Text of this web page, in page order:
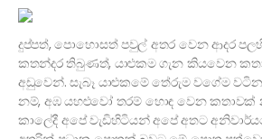
දුප්පත්, පොහොසත් පවුල් අතර වෙන ආදර
කතන්දර තිබුණත්, යාළුකම ගැන කියවෙන
අඩුවෙන්. සැබෑ යාළුකමේ තේරුම වගේම
නම්, අඹ යහළුවෝ තරම් හොඳ වෙන කතාවක්
කාලේදී අපේ වැඩිහිටියන් අපේ අතට